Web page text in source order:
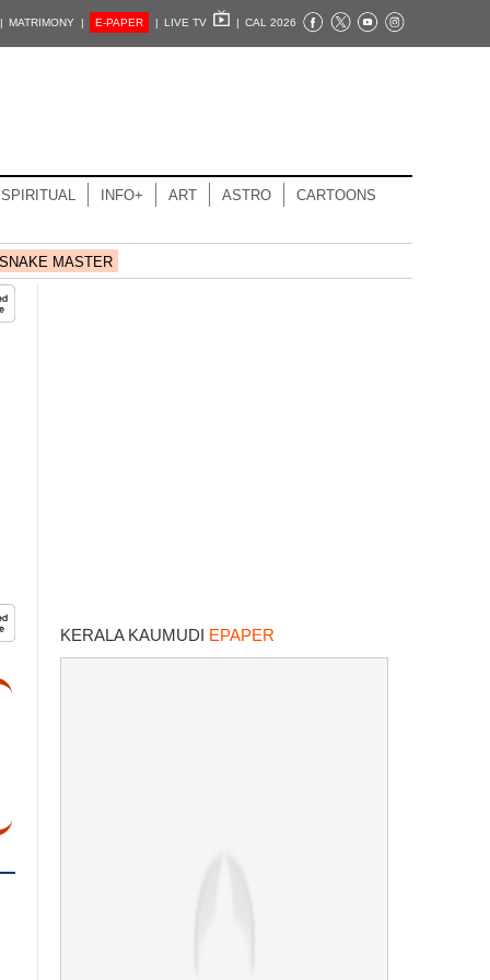
| MATRIMONY | E-PAPER | LIVE TV | CAL 2026
SPIRITUAL INFO+ ART ASTRO CARTOONS
SNAKE MASTER
KERALA KAUMUDI EPAPER